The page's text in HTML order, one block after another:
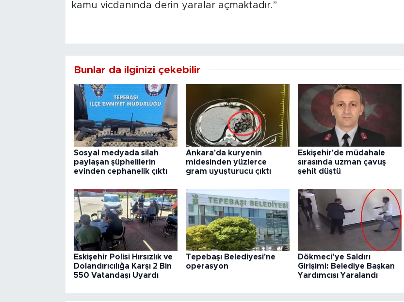
kamu vicdanında derin yaralar açmaktadır.”
Bunlar da ilginizi çekebilir
Sosyal medyada silah
paylaşan şüphelilerin
evinden cephanelik çıktı
Ankara'da kuryenin
midesinden yüzlerce
gram uyuşturucu çıktı
Eskişehir'de müdahale
sırasında uzman çavuş
şehit düştü
Eskişehir Polisi Hırsızlık ve
Dolandırıcılığa Karşı 2 Bin
550 Vatandaşı Uyardı
Tepebaşı Belediyesi'ne
operasyon
Dökmeci’ye Saldırı
Girişimi: Belediye Başkan
Yardımcısı Yaralandı